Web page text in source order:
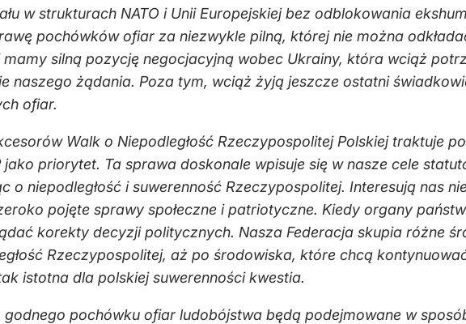
w strukturach NATO i Unii Europejskiej bez odblokowania
pochówków ofiar za niezwykle pilną, której nie można
silną pozycję negocjacyjną wobec Ukrainy, która wciąż
naszego żądania. Poza tym, wciąż żyją jeszcze ostatni
ofiar.
Walk o Niepodległość Rzeczypospolitej Polskiej traktuje
jako priorytet. Ta sprawa doskonale wpisuje się w nasze cele
o niepodległość i suwerenność Rzeczypospolitej. Interesują nas
pojęte sprawy społeczne i patriotyczne. Kiedy organy
korekty decyzji politycznych. Nasza Federacja skupia różne
Rzeczypospolitej, aż po środowiska, które chcą
istotna dla polskiej suwerenności kwestia.
godnego pochówku ofiar ludobójstwa będą podejmowane w